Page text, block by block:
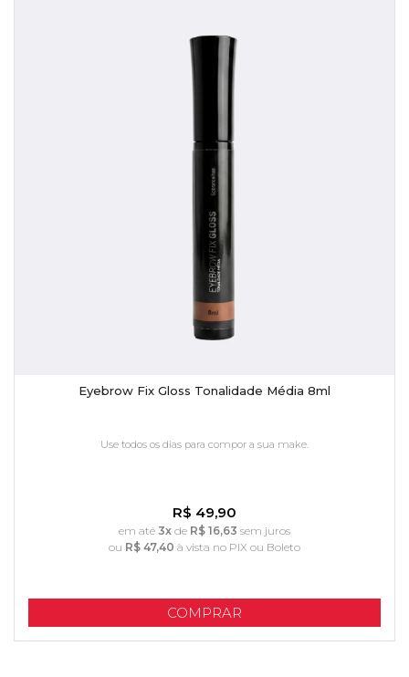
Eyebrow Fix Gloss Tonalidade Média 8ml
Use todos os dias para compor a sua make.
R$ 49,90
em até 3x de R$ 16,63 sem juros
ou R$ 47,40 à vista no PIX ou Boleto
COMPRAR